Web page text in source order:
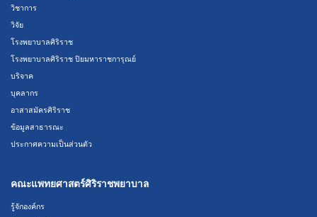
วิชาการ
วิจัย
โรงพยาบาลศิริราช
โรงพยาบาลศิริราช ปิยมหาราชการุณย์
บริจาค
บุคลากร
อาสาสมัครศิริราช
ข้อมูลสาธารณะ
ประกาศความเป็นส่วนตัว
คณะแพทยศาสตร์ศิริราชพยาบาล
รู้จักองค์กร